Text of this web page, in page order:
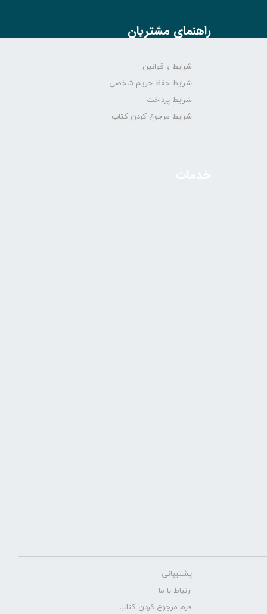
راهنمای مشتریان
شرایط و قوانین
شرایط حفظ حریم شخصی
شرایط پرداخت
شرایط مرجوع کردن کتاب
پشتیبانی
ارتباط با ما
فرم مرجوع کردن کتاب